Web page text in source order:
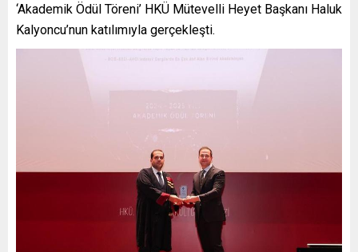
‘Akademik Ödül Töreni’ HKÜ Mütevelli Heyet Başkanı Haluk
Kalyoncu’nun katılımıyla gerçekleşti.